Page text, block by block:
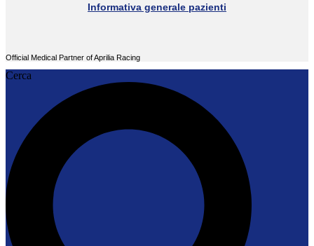
Informativa generale pazienti
Official Medical Partner of Aprilia Racing
Cerca